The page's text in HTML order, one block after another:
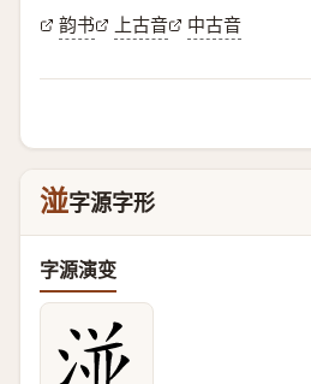
韵书 上古音 中古音
湴字源字形
字源演变